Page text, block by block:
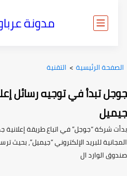
مدونة
الرئيسية> التقنية
تبدأ في توجيه رسائل
شركة “جوجل” في اتباع طريقة إعلانية
للبريد الإلكتروني “جيميل”، بحيث
الوارد ال